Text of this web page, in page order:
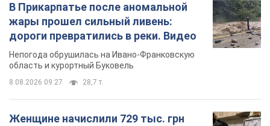
В Прикарпатье после аномальной
жары прошел сильный ливень:
дороги превратились в реки. Видео
Непогода обрушилась на Ивано-Франковскую
область и курортный Буковель
8.08.2026 09:27 28,7 т.
Женщине начислили 729 тыс. грн